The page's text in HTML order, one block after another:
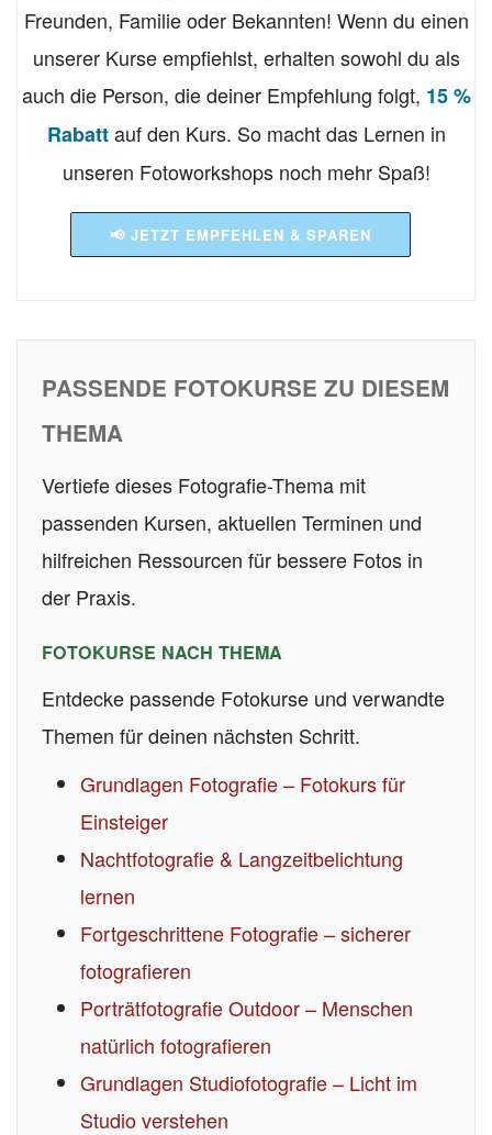
Freunden, Familie oder Bekannten! Wenn du einen
unserer Kurse empfiehlst, erhalten sowohl du als
auch die Person, die deiner Empfehlung folgt, 15 %
Rabattauf den Kurs. So macht das Lernen in
unseren Fotoworkshops noch mehr Spaß!
📢 JETZT EMPFEHLEN & SPAREN
PASSENDE FOTOKURSE ZU DIESEM
THEMA
Vertiefe dieses Fotografie-Thema mit
passenden Kursen, aktuellen Terminen und
hilfreichen Ressourcen für bessere Fotos in
der Praxis.
FOTOKURSE NACH THEMA
Entdecke passende Fotokurse und verwandte
Themen für deinen nächsten Schritt.
Grundlagen Fotografie – Fotokurs für
Einsteiger
Nachtfotografie & Langzeitbelichtung
lernen
Fortgeschrittene Fotografie – sicherer
fotografieren
Porträtfotografie Outdoor – Menschen
natürlich fotografieren
Grundlagen Studiofotografie – Licht im
Studio verstehen